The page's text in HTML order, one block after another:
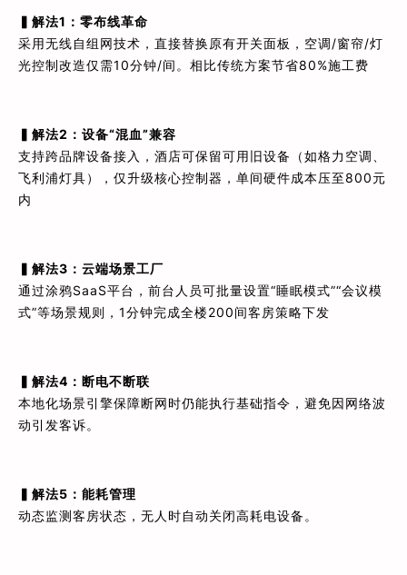
▍解法1：零布线革命
采用无线自组网技术，直接替换原有开关面板，空调/窗帘/灯
光控制改造仅需10分钟/间。相比传统方案节省80%施工费
▍解法2：设备“混血”兼容
支持跨品牌设备接入，酒店可保留可用旧设备（如格力空调、
飞利浦灯具），仅升级核心控制器，单间硬件成本压至800元
内
▍解法3：云端场景工厂
通过涂鸦SaaS平台，前台人员可批量设置“睡眠模式”“会议模
式”等场景规则，1分钟完成全楼200间客房策略下发
▍解法4：断电不断联
本地化场景引擎保障断网时仍能执行基础指令，避免因网络波
动引发客诉。
▍解法5：能耗管理
动态监测客房状态，无人时自动关闭高耗电设备。